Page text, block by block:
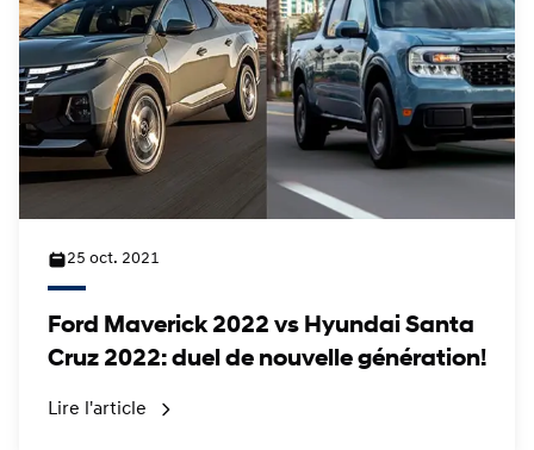
25 oct. 2021
Ford Maverick 2022 vs Hyundai Santa
Cruz 2022: duel de nouvelle génération!
Lire l'article